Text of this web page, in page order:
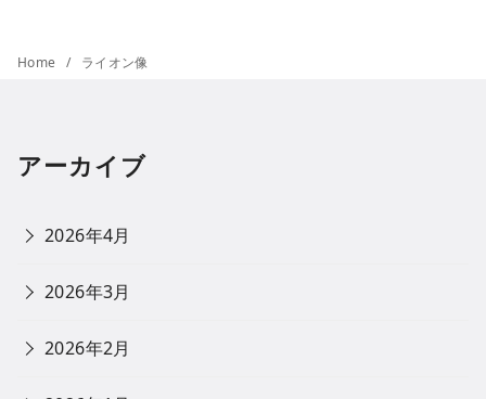
Home ライオン像
アーカイブ
2026年4月
2026年3月
2026年2月